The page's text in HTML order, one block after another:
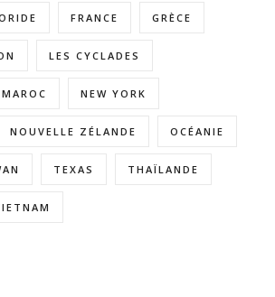
FRANCE GRÈCE
LES CYCLADES
MAROC NEW YORK
NOUVELLE ZÉLANDE OCÉANIE
TEXAS THAÏLANDE